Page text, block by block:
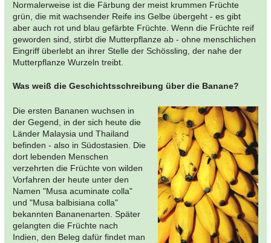
Normalerweise ist die Färbung der meist krummen Früchte
grün, die mit wachsender Reife ins Gelbe übergeht - es gibt
aber auch rot und blau gefärbte Früchte. Wenn die Früchte reif
geworden sind, stirbt die Mutterpflanze ab - ohne menschlichen
Eingriff überlebt an ihrer Stelle der Schössling, der nahe der
Mutterpflanze Wurzeln treibt.
Was weiß die Geschichtsschreibung über die Banane?
Die ersten Bananen wuchsen in
der Gegend, in der sich heute die
Länder Malaysia und Thailand
befinden - also in Südostasien. Die
dort lebenden Menschen
verzehrten die Früchte von wilden
Vorfahren der heute unter den
Namen "Musa acuminate colla"
und "Musa balbisiana colla"
bekannten Bananenarten. Später
gelangten die Früchte nach
Indien, den Beleg dafür findet man